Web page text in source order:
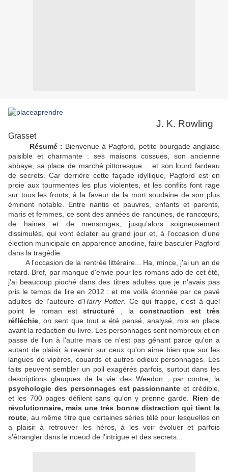
J. K. Rowling
Grasset
Résumé : Bienvenue à Pagford, petite bourgade anglaise
paisible et charmante : ses maisons cossues, son ancienne
abbaye, sa place de marché pittoresque… et son lourd fardeau
de secrets. Car derrière cette façade idyllique, Pagford est en
proie aux tourmentes les plus violentes, et les conflits font rage
sur tous les fronts, à la faveur de la mort soudaine de son plus
éminent notable. Entre nantis et pauvres, enfants et parents,
maris et femmes, ce sont des années de rancunes, de rancœurs,
de haines et de mensonges, jusqu’alors soigneusement
dissimulés, qui vont éclater au grand jour et, à l’occasion d’une
élection municipale en apparence anodine, faire basculer Pagford
dans la tragédie.
A l'occasion de la rentrée littéraire... Ha, mince, j'ai un an de
retard. Bref, par manque d'envie pour les romans ado de cet été,
j'ai beaucoup pioché dans des titres adultes que je n'avais pas
pris le temps de lire en 2012 : et me voilà étonnée par ce pavé
adultes de l'auteure d'Harry Potter . Ce qui frappe, c'est à quel
point le roman eststructuré ; laconstruction esttrès
réfléchie , on sent que tout a été pensé, analysé, mis en place
avant la rédaction du livre. Les personnages sont nombreux et on
passe de l'un à l'autre mais ce n'est pas gênant parce qu'on a
autant de plaisir à revenir sur ceux qu'on aime bien que sur les
langues de vipères, couards et autres odieux personnages. Les
faits peuvent sembler un poil exagérés parfois, surtout dans les
descriptions glauques de la vie des Weedon ; par contre, la
psychologie des personnages est passionnante et crédible,
et les 700 pages défilent sans qu'on y prenne garde. Rien de
révolutionnaire, mais une très bonne distraction qui tient la
route , au même titre que certaines séries télé pour lesquelles on
a plaisir à retrouver les héros, à les voir évoluer et parfois
s'étrangler dans le noeud de l'intrigue et des secrets...